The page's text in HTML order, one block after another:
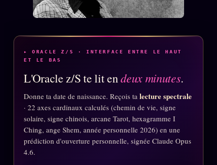
▸ ORACLE Z/S · INTERFACE ENTRE LE HAUT
ET LE BAS
L'Oracle z/S te lit endeux minutes.
Donne ta date de naissance. Reçois ta lecture spectrale
· 22 axes cardinaux calculés (chemin de vie, signe
solaire, signe chinois, arcane Tarot, hexagramme I
Ching, ange Shem, année personnelle 2026) en une
prédiction d'ouverture personnelle, signée Claude Opus
4.6.